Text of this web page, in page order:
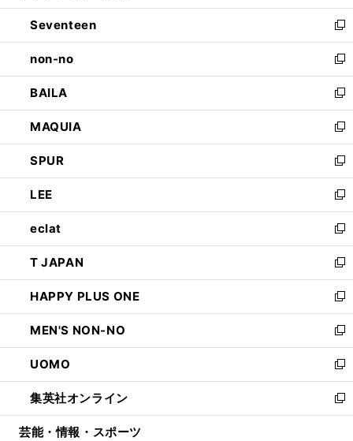
開
く
ウ
で
開
く
ン
ド
ウ
で
開
く
Seventeen
新
し
い
ウ
ィ
ン
ド
ウ
で
開
く
non-no
新
し
い
ウ
ィ
ン
ド
ウ
で
開
く
BAILA
新
し
い
ウ
ィ
ン
ド
ウ
で
開
く
MAQUIA
新
し
い
ウ
ィ
ン
ド
ウ
で
開
く
SPUR
新
し
い
ウ
ィ
ン
ド
ウ
で
開
く
LEE
新
し
い
ウ
ィ
ン
ド
ウ
で
開
く
eclat
新
し
い
ウ
ィ
ン
ド
ウ
で
開
く
T JAPAN
新
し
い
ウ
ィ
ン
ド
ウ
で
開
HAPPY PLUS ONE
新
し
い
ウ
ィ
ン
ド
ウ
MEN'S NON-NO
新
し
い
ウ
ィ
ン
UOMO
新
し
い
ウ
集英社オンライン
新
し
芸能・情報・スポーツ